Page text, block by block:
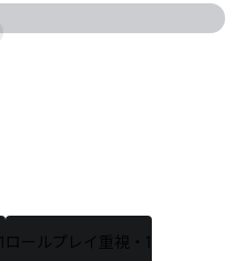
ロールプレイ重視・1